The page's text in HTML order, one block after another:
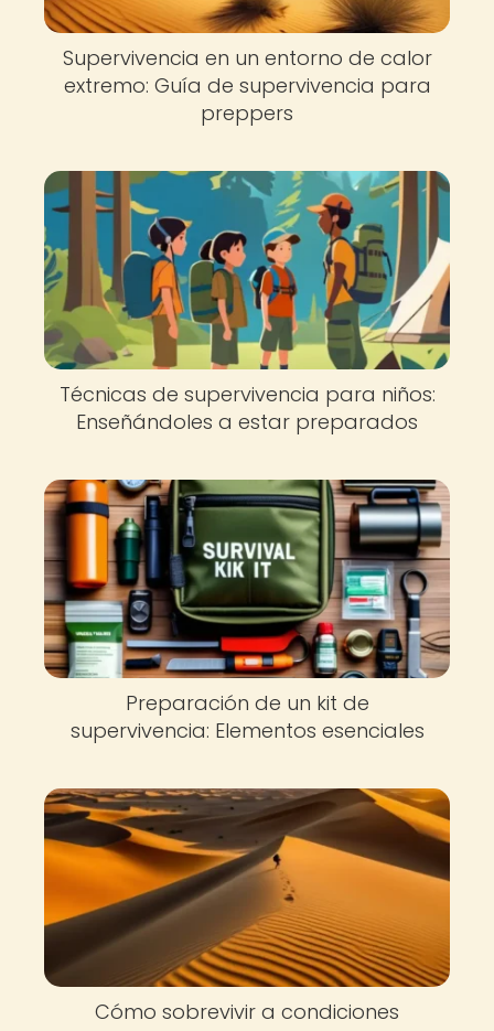
Supervivencia en un entorno de calor
extremo: Guía de supervivencia para
preppers
Técnicas de supervivencia para niños:
Enseñándoles a estar preparados
Preparación de un kit de
supervivencia: Elementos esenciales
Cómo sobrevivir a condiciones